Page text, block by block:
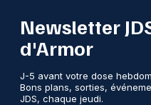
Newsletter
d'Armor
J-5 avant votre dose
Bons plans, sorties,
JDS, chaque jeudi.